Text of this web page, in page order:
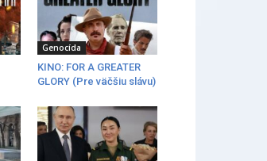
Genocída
KINO: FOR A GREATER
GLORY (Pre väčšiu slávu)